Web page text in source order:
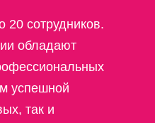
20 сотрудников.
обладают
успешной
так и